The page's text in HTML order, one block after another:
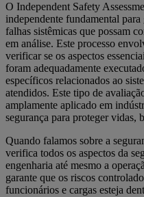
O Independent Safety
independente fundamental
falhas sistêmicas que possam
em análise. Este processo
verificar se os aspectos
foram adequadamente
específicos relacionados ao
atendidos. Este tipo de
amplamente aplicado em
segurança para proteger vidas,
Quando falamos sobre a
verifica todos os aspectos da
engenharia até mesmo a
garante que os riscos
funcionários e cargas esteja